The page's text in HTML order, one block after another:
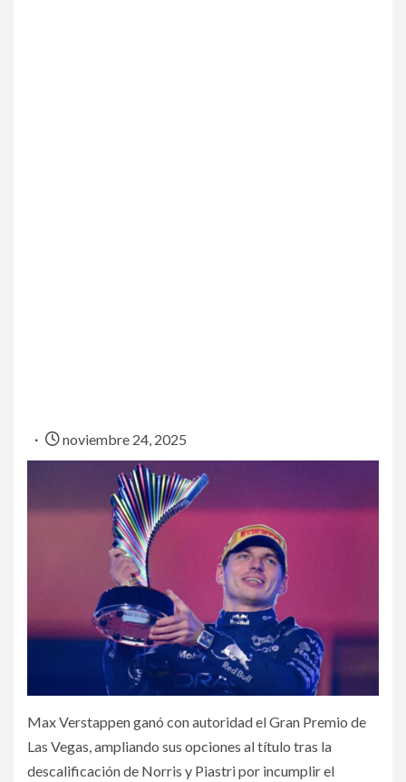
noviembre 24, 2025
Max Verstappen ganó con autoridad el Gran Premio de
Las Vegas, ampliando sus opciones al título tras la
descalificación de Norris y Piastri por incumplir el